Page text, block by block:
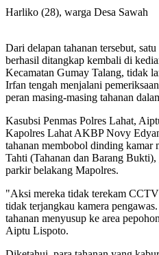
Harliko (28), warga Desa Sawah
Dari delapan tahanan tersebut,
berhasil ditangkap kembali di
Kecamatan Gumay Talang, tidak
Irfan tengah menjalani
peran masing-masing tahanan
Kasubsi Penmas Polres Lahat,
Kapolres Lahat AKBP Novy
tahanan membobol dinding kamar
Tahti (Tahanan dan Barang Bukti),
parkir belakang Mapolres.
"Aksi mereka tidak terekam CCTV
tidak terjangkau kamera
tahanan menyusup ke area
Aiptu Lispoto.